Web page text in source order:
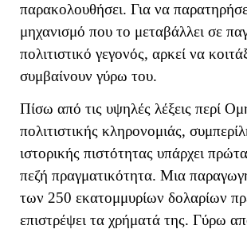
παρακολουθήσει. Για να
μηχανισμό που το μεταβάλλει σε
πολιτιστικό γεγονός, αρκεί να
συμβαίνουν γύρω του.
Πίσω από τις υψηλές λέξεις περί
πολιτιστικής κληρονομιάς,
ιστορικής πιστότητας υπάρχει
πεζή πραγματικότητα. Μια
των 250 εκατομμυρίων δολαρίων
επιστρέψει τα χρήματά της. Γύρω